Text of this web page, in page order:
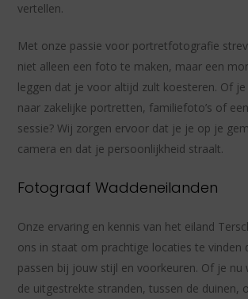
vertellen.
Met onze passie voor portretfotografie
niet alleen een foto te maken, maar een
leggen dat je voor altijd zult koesteren. Of
naar zakelijke portretten, familiefoto’s of
sessie? Wij zorgen ervoor dat je je op je
camera en dat je persoonlijkheid straalt.
Fotograaf Waddeneilanden
Onze ervaring en kennis van het eiland
ons in staat om prachtige locaties te vinden
passen bij jouw stijl en voorkeuren. Of je nu
de uitgestrekte stranden, tussen de duinen,